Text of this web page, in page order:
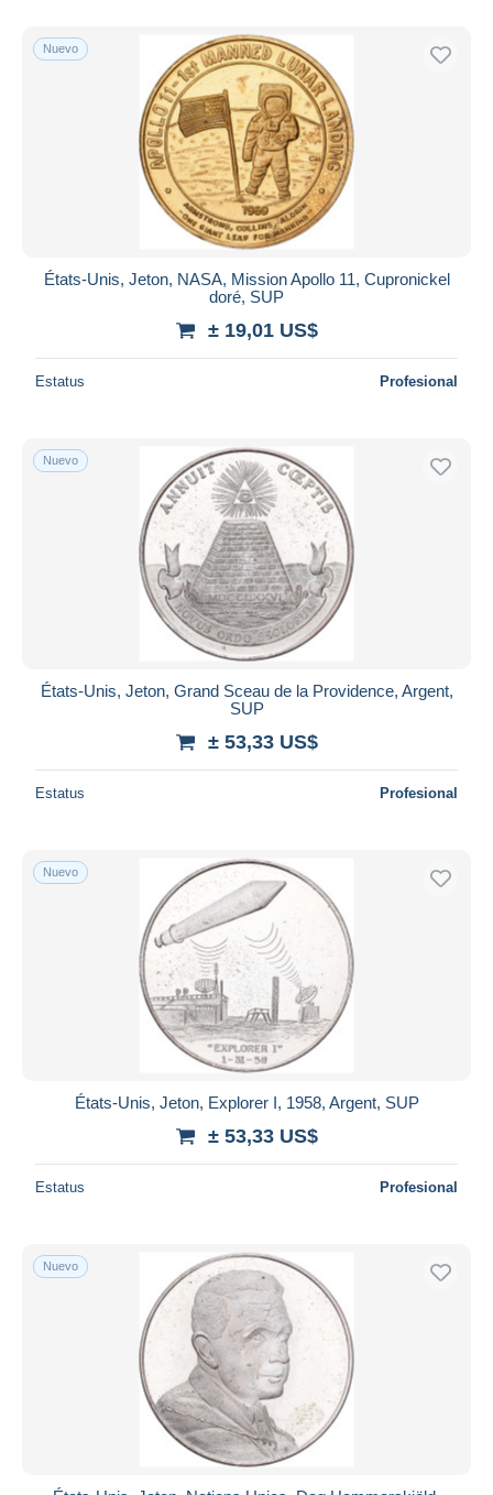
Sólo con descuento
Envío gratis
Métodos de pago
PayPal
Transferencia bancaria
Visa
Mastercard
iDeal
Residencia del vendedor
Aplicar
Nuevo
États-Unis, Jeton, NASA, Mission Apollo 11, Cupronickel
doré, SUP
± 19,01 US$
Estatus Profesional
Nuevo
États-Unis, Jeton, Grand Sceau de la Providence, Argent,
SUP
± 53,33 US$
Estatus Profesional
Nuevo
États-Unis, Jeton, Explorer I, 1958, Argent, SUP
± 53,33 US$
Estatus Profesional
Nuevo